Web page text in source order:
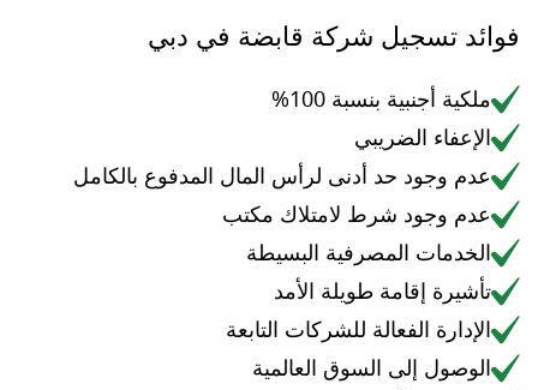
فوائد تسجيل شركة قابضة في دبي
ملكية أجنبية بنسبة 100%
الإعفاء الضريبي
عدم وجود حد أدنى لرأس المال المدفوع بالكامل
عدم وجود شرط لامتلاك مكتب
الخدمات المصرفية البسيطة
تأشيرة إقامة طويلة الأمد
الإدارة الفعالة للشركات التابعة
الوصول إلى السوق العالمية